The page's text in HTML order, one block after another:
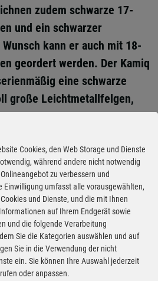
zudem schwarze 17-
und ein schwarzer
kann er auch mit 18-
geordert werden. Der Kamiq
eine schwarze
große Leichtmetallfelgen,
Sportsitze mit integrierten
Sportlenkrad mit
wie Lederschaltknauf und
es rote Nähte. Dazu kommen
die Pedalerie in
in Carbonoptik
Bolero inklusive
DAB+, Bluetooth-
Cookies, den Web Storage und Dienste
während andere nicht notwendig
zu verbessern und
Einwilligung umfasst alle vorausgewählten,
und Dienste, und die mit Ihnen
auf Ihrem Endgerät sowie
und die folgende Verarbeitung
Sie die Kategorien auswählen und auf
Sie in die Verwendung der nicht
ein. Sie können Ihre Auswahl jederzeit
oder anpassen.